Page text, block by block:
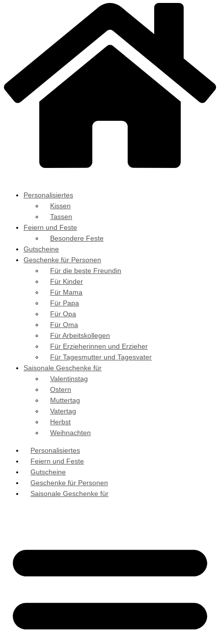
Personalisiertes
Kissen
Tassen
Feiern und Feste
Besondere Feste
Gutscheine
Geschenke für Personen
Für die beste Freundin
Für Kinder
Für Mama
Für Papa
Für Opa
Für Oma
Für Arbeitskollegen
Für Erzieherinnen und Erzieher
Für Tagesmutter und Tagesvater
Saisonale Geschenke für
Valentinstag
Ostern
Muttertag
Vatertag
Herbst
Weihnachten
Personalisiertes
Feiern und Feste
Gutscheine
Geschenke für Personen
Saisonale Geschenke für